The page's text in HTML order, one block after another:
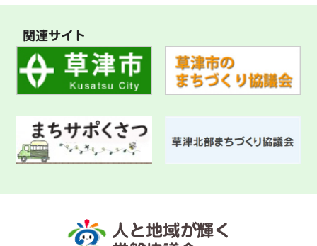
関連サイト
人と地域が輝く